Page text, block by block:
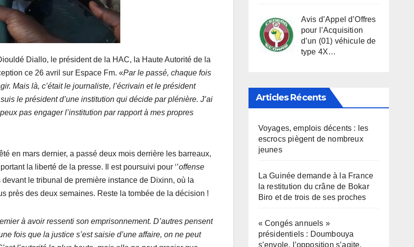
Diallo, le président de la HAC, la Haute Autorité de la
ce 26 avril sur Espace Fm. «Par le passé, chaque fois
Mais là, c’était le journaliste, l’écrivain et le président
le président d’une institution qui décide par plénière. J’ai
pas engager l’institution par rapport à mes propres
en mars dernier, a passé deux mois derrière les barreaux,
la liberté de la presse. Il est poursuivi pour ‘’offense
devant le tribunal de première instance de Dixinn, où la
près des deux semaines. Reste la tombée de la décision !
à avoir ressenti son emprisonnement. D’autres pensent
fois que la justice s’est saisie d’une affaire, on ne peut
Avis d’Appel d’Offres
pour l’Acquisition
d’un (01) véhicule de
type 4X…
Articles Récents
Voyages, emplois décents : les
escrocs piègent de nombreux
jeunes
La Guinée demande à la France
la restitution du crâne de Bokar
Biro et de trois de ses proches
« Congés annuels »
présidentiels : Doumbouya
s’envole, l’opposition s’agite,